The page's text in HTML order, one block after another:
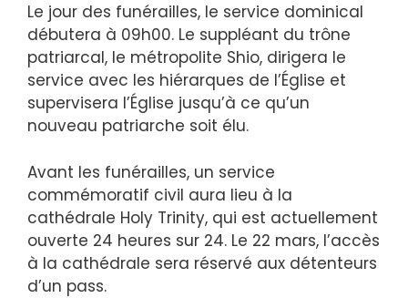
Le jour des funérailles, le service dominical
débutera à 09h00. Le suppléant du trône
patriarcal, le métropolite Shio, dirigera le
service avec les hiérarques de l’Église et
supervisera l’Église jusqu’à ce qu’un
nouveau patriarche soit élu.
Avant les funérailles, un service
commémoratif civil aura lieu à la
cathédrale Holy Trinity, qui est actuellement
ouverte 24 heures sur 24. Le 22 mars, l’accès
à la cathédrale sera réservé aux détenteurs
d’un pass.